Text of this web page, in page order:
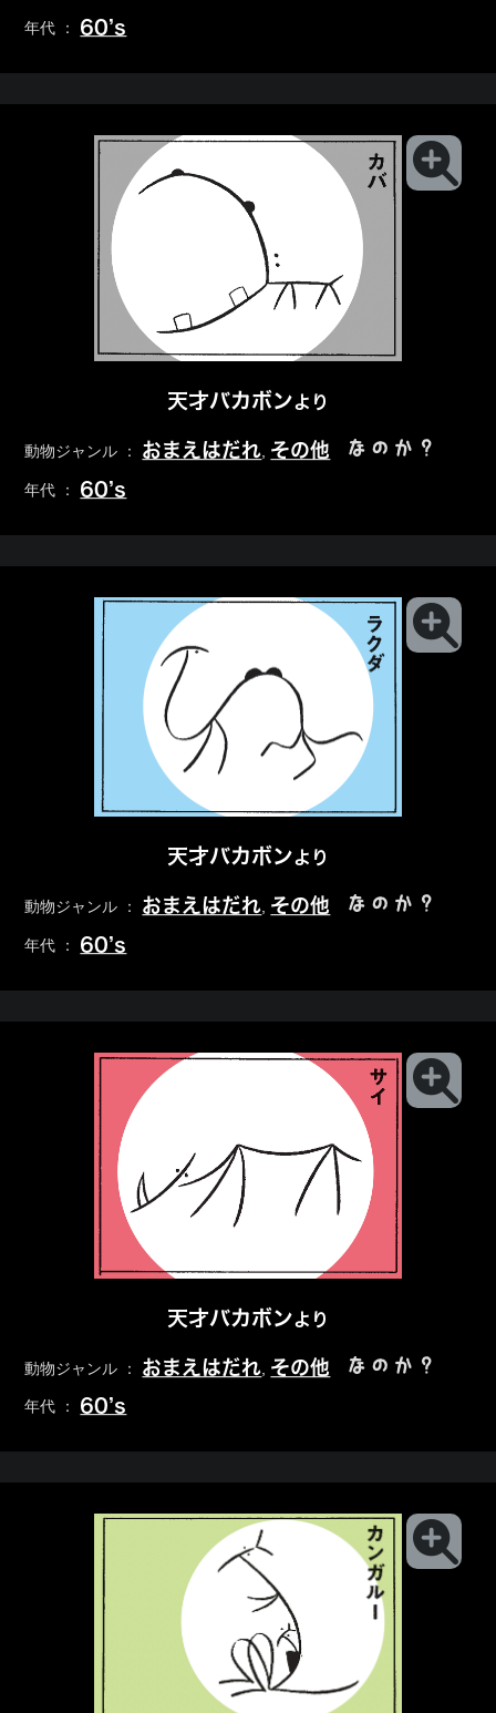
年代 ： 60’s
天才バカボンより
動物ジャンル ： おまえはだれ, その他 なのか？
年代 ： 60’s
天才バカボンより
動物ジャンル ： おまえはだれ, その他 なのか？
年代 ： 60’s
天才バカボンより
動物ジャンル ： おまえはだれ その他 なのか？
年代 ： 60’s